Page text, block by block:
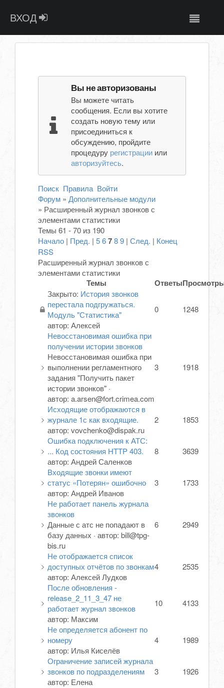
ВХОД
Вы не авторизованы
Вы можете читать
сообщения. Если вы хотите
создать новую тему или
присоединиться к
обсуждению, пройдите
процедуру регистрацииили
авторизуйтесь.
Поиск Правила Войти
Форум » Дополнительные модули
» Расширенный журнал звонков с
элементами статистики
Темы 61 - 70 из 190
Начало | Пред. | 56789 | След. | Конец
RSS
Расширенный журнал звонков с
элементами статистики
Темы Ответы
Закрыто: История звонков
перестала подгружаться.
Модуль "Статистика"
автор: Алексей
0 1248
Невосстановимая ошибка при
получении истории звонков
Невосстановимая ошибка при
выполнении регламентного
задания "Получить пакет
истории звонков" ·
автор: a.arsen@fort.crimea.com
3 1918
Исходящие отображаются в
журнале 1с как входящие.
автор: vovchenko@dispak.ru
2
1853
Ошибка подключения к АТС:
... Код состояния HTTP 403.
автор: Андрей Саленков
8
3639
Входящие звонки имеют
статус «Потерян» ошибочно
автор: Андрей Иванов
3
1733
Не работает панель журнала
звонков
Данные с атс не попадают в
базу данных · автор: bill@tpg-
bis.ru
6 2949
Не отображается список
доступных отчётов по звонкам
автор: Алексей Лудков
4
2535
После обновления -
release_2_11_3_47 не
работает журнал звонков
автор: Максим
10 4133
Не определяется абонент по
номеру
автор: Илья Киселёв
4
1989
Ограничение записей журнала
звонков по подразделениям
автор: Елена
3 1926